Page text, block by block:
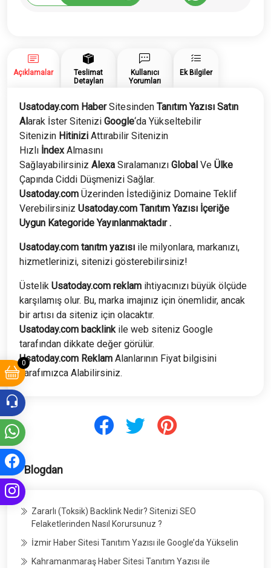
0
Tanıtım
Açıklamalar
Teslimat
Detayları
Kullanıcı
Yorumları
Ek Bilgiler
Usatoday.com HaberSitesinden Tanıtım Yazısı Satın
Alarak İster Sitenizi Google‘da Yükseltebilir
Sitenizin Hitinizi Attırabilir Sitenizin
Hızlı İndexAlmasını
Sağlayabilirsiniz Alexa Sıralamanızı Global Ve Ülke
Çapında Ciddi Düşmenizi Sağlar.
Usatoday.com Üzerinden İstediğiniz Domaine Teklif
Verebilirsiniz Usatoday.com Tanıtım Yazısı İçeriğe
Uygun Kategoride Yayınlanmaktadır .
Usatoday.com tanıtm yazısı ile milyonlara, markanızı,
hizmetlerinizi, sitenizi gösterebilirsiniz!
Üstelik Usatoday.com reklam ihtiyacınızı büyük ölçüde
karşılamış olur. Bu, marka imajınız için önemlidir, ancak
bir artısı da siteniz için olacaktır.
Usatoday.com backlinkile web siteniz Google
tarafından dikkate değer görülür.
Usatoday.com Reklam Alanlarının Fiyat bilgisini
Tarafımızca Alabilirsiniz.
Blogdan
Zararlı (Toksik) Backlink Nedir? Sitenizi SEO
Felaketlerinden Nasıl Korursunuz ?
İzmir Haber Sitesi Tanıtım Yazısı ile Google’da Yükselin
Kahramanmaraş Haber Sitesi Tanıtım Yazısı ile